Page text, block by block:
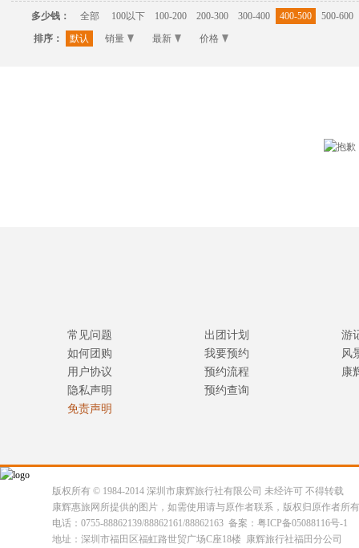
多少钱： 全部 100以下 100-200 200-300 300-400 400-500
500-600
排序：
默认 销量 最新 价格
常见问题
如何团购
用户协议
隐私声明
免责声明
出团计划
我要预约
预约流程
预约查询
游
风
康
版权所有 © 1984-2014 深圳市康辉旅行社有限公司 未经许可 不得转载
康辉惠旅网所提供的图片，如需使用请与原作者联系，版权归原作者所
电话：0755-88862139/88862161/88862163 备案：粤ICP备05088116号-1
地址：深圳市福田区福虹路世贸广场C座18楼 康辉旅行社福田分公司